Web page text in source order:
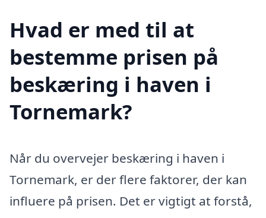
Hvad er med til at
bestemme prisen på
beskæring i haven i
Tornemark?
Når du overvejer beskæring i haven i
Tornemark, er der flere faktorer, der kan
influere på prisen. Det er vigtigt at forstå,